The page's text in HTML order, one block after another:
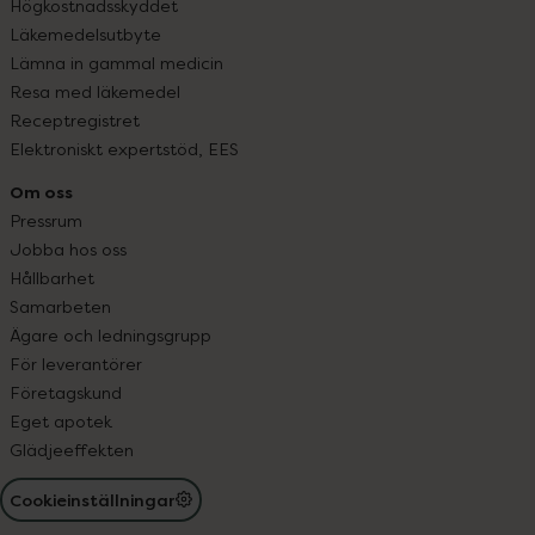
Högkostnadsskyddet
Läkemedelsutbyte
Lämna in gammal medicin
Resa med läkemedel
Receptregistret
Elektroniskt expertstöd, EES
Om oss
Pressrum
Jobba hos oss
Hållbarhet
Samarbeten
Ägare och ledningsgrupp
För leverantörer
Företagskund
Eget apotek
Glädjeeffekten
Cookieinställningar